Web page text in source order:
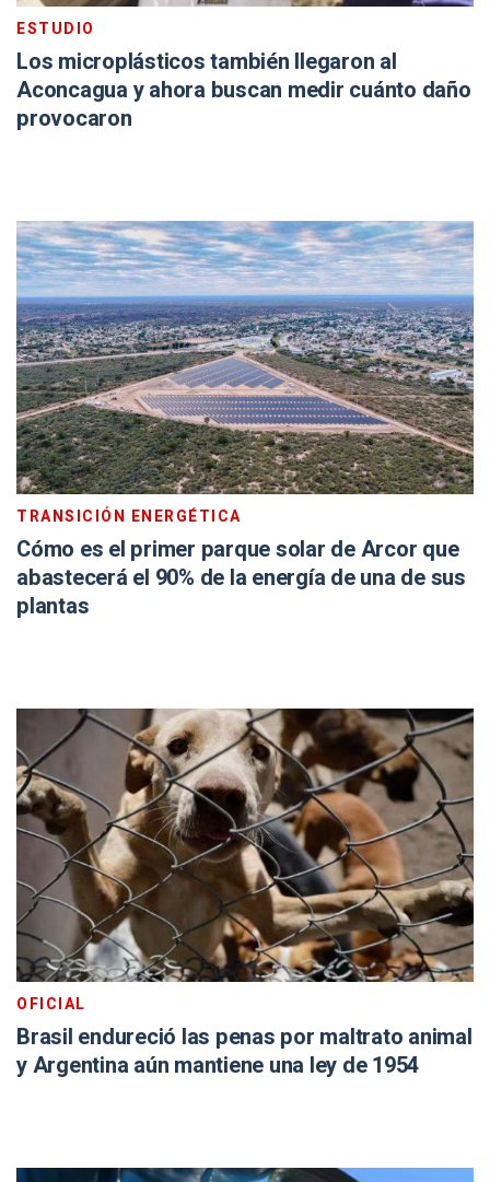
ESTUDIO
Los microplásticos también llegaron al
Aconcagua y ahora buscan medir cuánto daño
provocaron
TRANSICIÓN ENERGÉTICA
Cómo es el primer parque solar de Arcor que
abastecerá el 90% de la energía de una de sus
plantas
OFICIAL
Brasil endureció las penas por maltrato animal
y Argentina aún mantiene una ley de 1954